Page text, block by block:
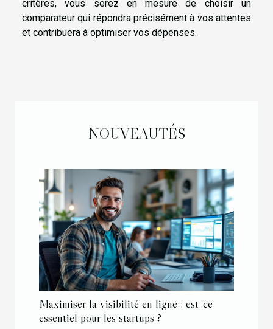
critères, vous serez en mesure de choisir un
comparateur qui répondra précisément à vos attentes
et contribuera à optimiser vos dépenses.
NOUVEAUTÉS
Maximiser la visibilité en ligne : est-ce
essentiel pour les startups ?